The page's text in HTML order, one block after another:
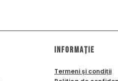
Informație
Termeni și condiții